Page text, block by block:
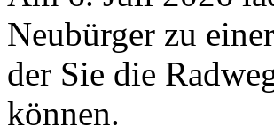
Neubürger zu
der Sie die
können.